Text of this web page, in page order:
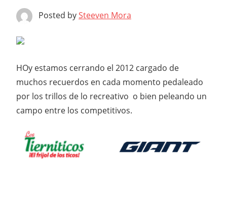
Posted bySteeven Mora
HOy estamos cerrando el 2012 cargado de
muchos recuerdos en cada momento pedaleado
por los trillos de lo recreativo o bien peleando un
campo entre los competitivos.